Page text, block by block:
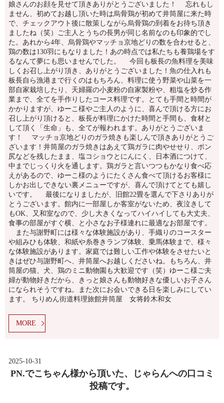
娘さんのお顔を見せて頂きありがとうございました！ 忘れもし
ません、初めてお越し頂いた時は烏骨鶏が初めて井筒屋に来た時
で、チェックアウト後に散策しながら烏骨鶏の到着をお待ち頂き
ましたね（笑）ご主人とうちの長男が同じ名前なのも印象的でし
た。あれから4年、烏骨鶏やマッチョ京地どりの数を合わせると、
鶏の数は130羽にもなりました！あの時点では私たちも養鶏場をす
るなんて夢にも思いませんでした。 今回も板長の魚料理を美味
しくお召し上がり頂き、ありがとうございました！魚の仕入れも
板長自ら漁港まで行くのはもちろん、料理に使う野菜や山菜を一
部自家栽培したり、天婦羅の小麦粉の自家製粉や、粗塩を炒る作
業まで、全てを手作りしたコース料理です。とても手間と時間が
かかりますが、ゆーこ様やご主人のように、喜んで頂ける方にお
召し上がり頂けると、板長が料理にかけた時間と手間も、食材と
して頂く「生命」も、全てが報われます。ありがとうございま
す！ マッチョ京地どりのガラ焼きも楽しんで頂きありがとうご
ざいます！井筒屋のガラ焼きはあえて鶏ガラに肉やせせり、ポン
尻などを残したまま、塩コショウとにんにく、日本酒につけて、
中までじっくり火を通します。鶏ガラと言いつつもかなり食べ応
えがあるので、ゆーこ様のようにたくさん食べて頂けるお客様に
しかお出しできない裏メニューですが、喜んで頂けてとても嬉し
いです。 最後になりましたが、旧館22畳を選んで下さりありが
とうございます。館内に一部屋しか客室がないため、夜泣きして
もOK、又和室なので、少し大きくなってハイハイしても大丈夫、
食事の部屋がすぐ横、と小さなお子様連れに最適なお部屋です。
また与謝野町には様々な体験施設があり、手織りのコースター
や組みひも体験、和紙や糸巻きランプ体験、乗馬体験まで、様々
な体験施設があります。家庭では難しい工作や体験をさせたいと
きはぜひ与謝野町へ、井筒屋へお越しくださいね。もちろん、井
筒屋の猫、犬、鶏のミニ動物園も大歓迎です（笑）ゆーこ様ご夫
婦が動物好きだから、きっと娘さんも動物好きな優しいお子さん
になられそうですね。また次にお会いできる日を楽しみにしてい
ます。 ちりめん街道料理旅館井筒屋 女将鈴木和女
MORE
2025-10-31
PN.でこちゃん様から頂いた、じゃらんへの口コミ
投稿です。